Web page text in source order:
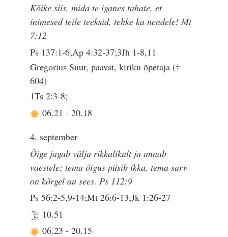
Kõike siis, mida te iganes tahate, et
inimesed teile teeksid, tehke ka nendele! Mt
7:12
Ps 137:1-6;Ap 4:32-37;3Jh 1-8,11
Gregorius Suur, paavst, kiriku õpetaja (†
604)
1Ts 2:3-8;
06.21 - 20.18
4. september
Õige jagab välja rikkalikult ja annab
vaestele; tema õigus püsib ikka, tema sarv
on kõrgel au sees. Ps 112:9
Ps 56:2-5,9-14;Mt 26:6-13;Jk 1:26-27
10.51
06.23 - 20.15